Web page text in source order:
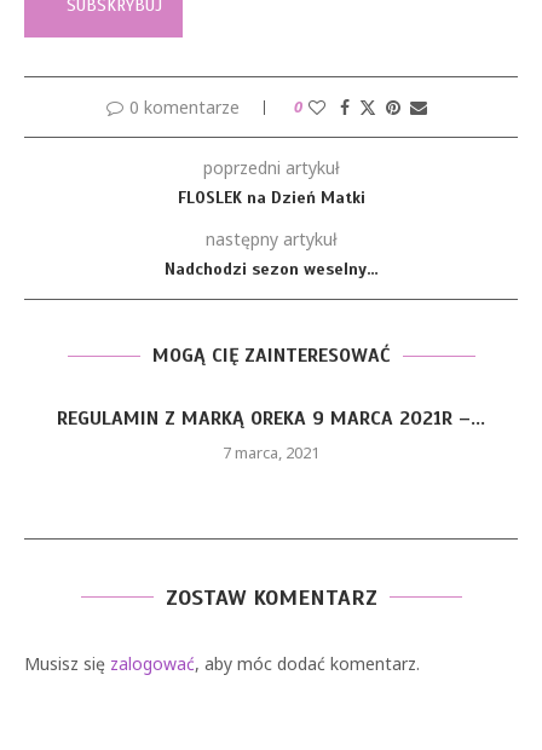
0 komentarze 0
poprzedni artykuł
FLOSLEK na Dzień Matki
następny artykuł
Nadchodzi sezon weselny…
MOGĄ CIĘ ZAINTERESOWAĆ
REGULAMIN Z MARKĄ OREKA 9 MARCA 2021R –...
7 marca, 2021
ZOSTAW KOMENTARZ
Musisz się zalogować, aby móc dodać komentarz.